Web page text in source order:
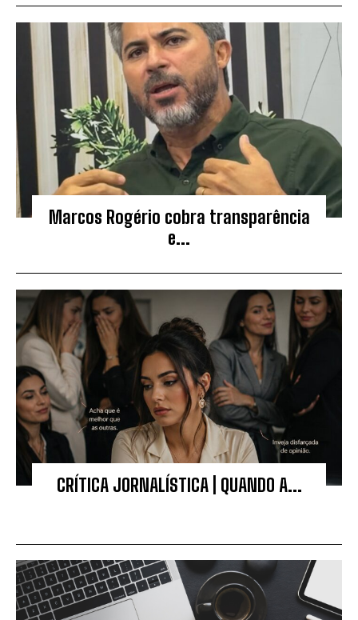
Marcos Rogério cobra transparência
e...
CRÍTICA JORNALÍSTICA | QUANDO A...